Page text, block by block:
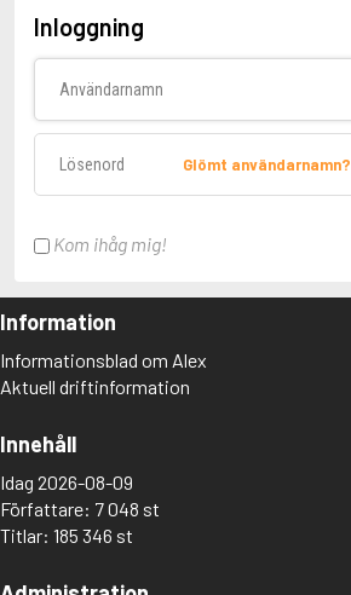
Inloggning
Glömt användarnamn?
Kom ihåg mig!
Information
Informationsblad om Alex
Aktuell driftinformation
Innehåll
Idag 2026-08-09
Författare: 7 048 st
Titlar: 185 346 st